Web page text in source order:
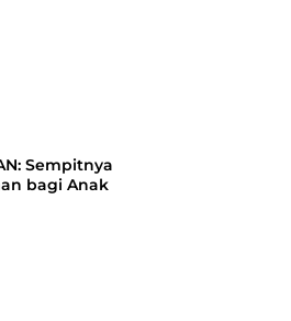
Sempitnya
bagi Anak